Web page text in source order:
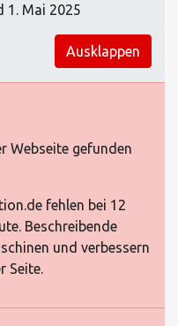
1. Mai 2025
Ausklappen
Webseite gefunden
fehlen bei 12
Beschreibende
und verbessern
Seite.